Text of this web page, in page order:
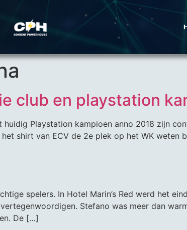
club en playstation
Playstation kampioen anno 2018 zijn
shirt van ECV de 2e plek op het WK weten
spelers. In Hotel Marin’s Red werd het
Stefano was meer dan
De […]